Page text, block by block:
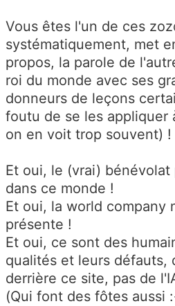
Vous êtes l'un de ces
systématiquement, met
propos, la parole de
roi du monde avec ses
donneurs de leçons
foutu de se les appliquer
on en voit trop souvent) !
Et oui, le (vrai)
dans ce monde !
Et oui, la world company
présente !
Et oui, ce sont des
qualités et leurs défauts,
derrière ce site, pas de
(Qui font des fôtes aussi